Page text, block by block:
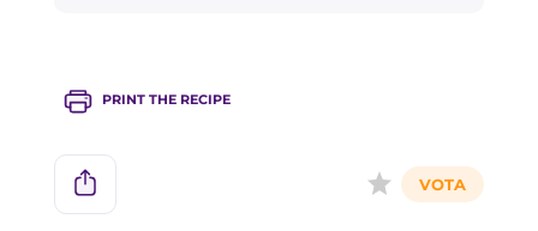
PRINT THE RECIPE